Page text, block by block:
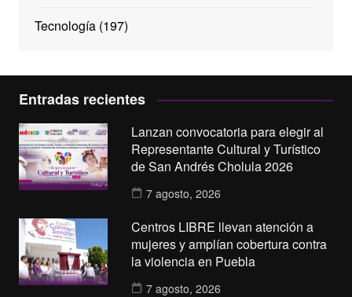
Tecnología(197)
Entradas recientes
Lanzan convocatoria para elegir al
Representante Cultural y Turístico
de San Andrés Cholula 2026
7 agosto, 2026
Centros LIBRE llevan atención a
mujeres y amplían cobertura contra
la violencia en Puebla
7 agosto, 2026